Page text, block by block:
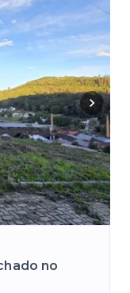
no